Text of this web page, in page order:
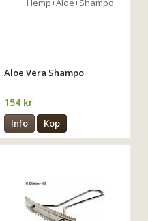
Aloe Vera Shampo
154 kr
Info Köp